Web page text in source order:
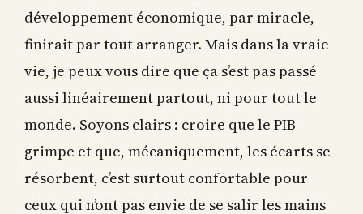
développement économique, par miracle,
finirait par tout arranger. Mais dans la vraie
vie, je peux vous dire que ça s’est pas passé
aussi linéairement partout, ni pour tout le
monde. Soyons clairs : croire que le PIB
grimpe et que, mécaniquement, les écarts se
résorbent, c’est surtout confortable pour
ceux qui n’ont pas envie de se salir les mains